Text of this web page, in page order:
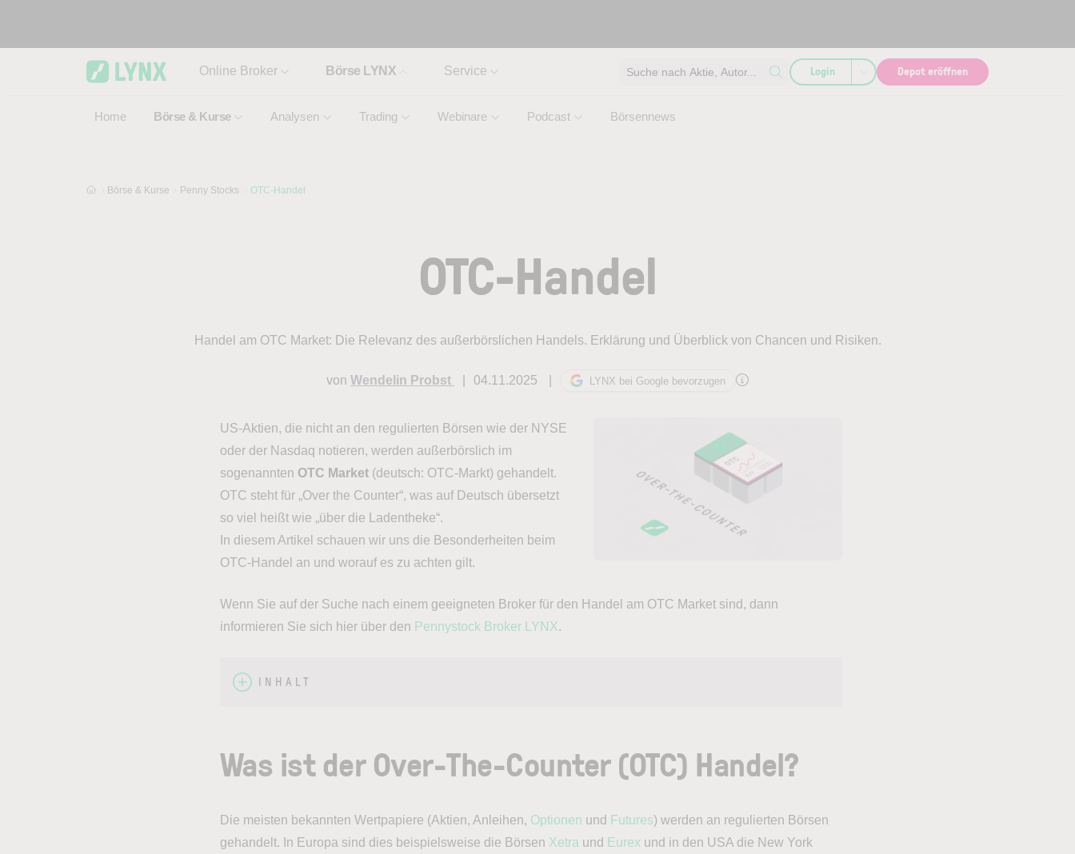
Online Broker Börse LYNX
Home Börse & Kurse Analysen Trading Webinare Podcast Börsennews
Service Suche nach Aktie, Autor... Login Depot eröffnen
Börse & Kurse Penny Stocks OTC-Handel
OTC-Handel
Handel am OTC Market: Die Relevanz des außerbörslichen Handels. Erklärung und Überblick von Chancen und Risiken.
von Wendelin Probst 04.11.2025 LYNX bei Google bevorzugen
US-Aktien, die nicht an den regulierten Börsen wie der NYSE
oder der Nasdaq notieren, werden außerbörslich im
sogenannten OTC Market(deutsch: OTC-Markt) gehandelt.
OTC steht für „Over the Counter“, was auf Deutsch übersetzt
so viel heißt wie „über die Ladentheke“.
In diesem Artikel schauen wir uns die Besonderheiten beim
OTC-Handel an und worauf es zu achten gilt.
Wenn Sie auf der Suche nach einem geeigneten Broker für den Handel am OTC Market sind, dann
informieren Sie sich hier über den Pennystock Broker LYNX.
INHALT
Was ist der Over-The-Counter (OTC) Handel?
Die meisten bekannten Wertpapiere (Aktien, Anleihen, Optionen und Futures) werden an regulierten Börsen
gehandelt. In Europa sind dies beispielsweise die Börsen Xetra und Eurex und in den USA die New York